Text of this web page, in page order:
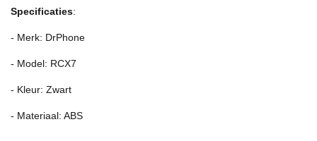
Specificaties:
- Merk: DrPhone
- Model: RCX7
- Kleur: Zwart
- Materiaal: ABS